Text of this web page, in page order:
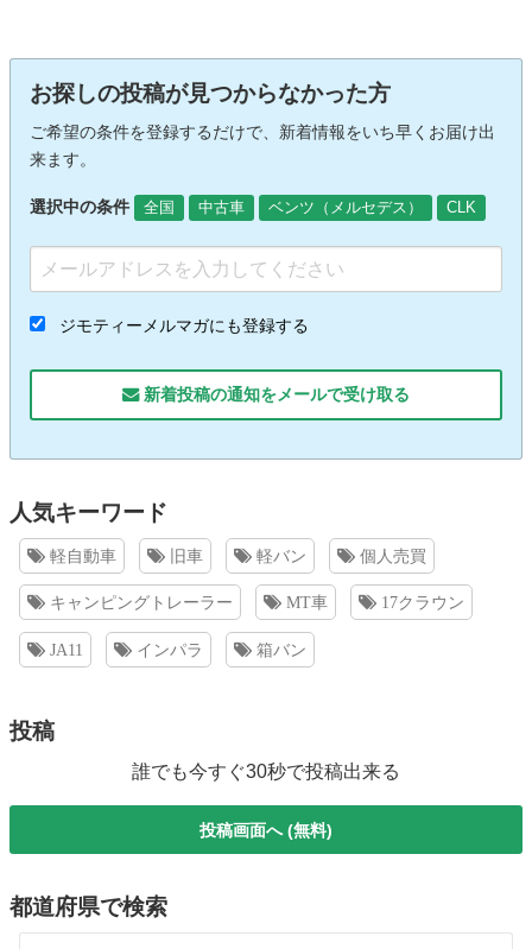
お探しの投稿が見つからなかった方
ご希望の条件を登録するだけで、新着情報をいち早くお届け出
来ます。
選択中の条件 全国 中古車 ベンツ（メルセデス） CLK
ジモティーメルマガにも登録する
新着投稿の通知をメールで受け取る
人気キーワード
軽自動車 旧車 軽バン 個人売買
キャンピングトレーラー MT車 17クラウン
JA11 インパラ 箱バン
投稿
誰でも今すぐ30秒で投稿出来る
投稿画面へ (無料)
都道府県で検索